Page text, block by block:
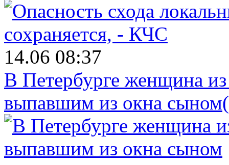
14.06 08:37
В Петербурге женщина
выпавшим из окна сыном